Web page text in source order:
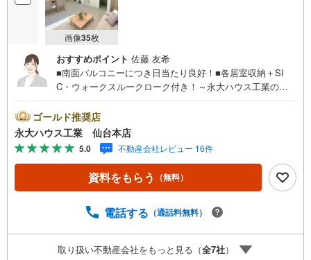
画像35枚
おすすめポイント 佐藤 友希
■南面バルコニーにつき日当たり良好！■各居室収納＋SI
C・ウォークスルークローク付き！～永大ハウス工業の強
では当社の強みを大きく2つに分けてご紹介！1.＜豊富な不
動産知識＞戸建・マンション・土地...と種別を問わず不動
産を取り扱っております。更に教育施設や商業施設、子育
て環境や行政などの地域情報を総合し、お客様により良い
物件選びをして頂けるよう、しっかりとサポートさせて頂
きます。2.＜経験豊富なスタッフ＞当社では【購入】【売
ご質問はもちろん、ご購入時に気になる住宅ローン各種税
はキッズスペースも完備！お子様連れのご家族様で是非お
越しください。営業時間:10:00～18:00（定休日火・水曜日
ゴールド推奨店
永大ハウス工業 仙台本店
5.0 不動産会社レビュー 16件
資料をもらう （無料）
電話する （通話料無料）
取り扱い不動産会社をもっと見る（全7社）